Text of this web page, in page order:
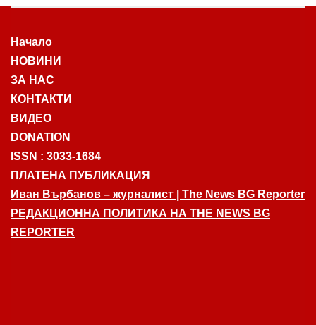
Начало
НОВИНИ
ЗА НАС
КОНТАКТИ
ВИДЕО
DONATION
ISSN : 3033-1684
ПЛАТЕНА ПУБЛИКАЦИЯ
Иван Върбанов – журналист | The News BG Reporter
РЕДАКЦИОННА ПОЛИТИКА НА THE NEWS BG
REPORTER